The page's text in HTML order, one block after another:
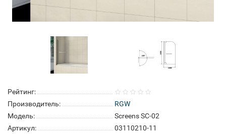
Рейтинг:
Производитель:
RGW
Модель:
Screens SC-02
Артикул:
03110210-11